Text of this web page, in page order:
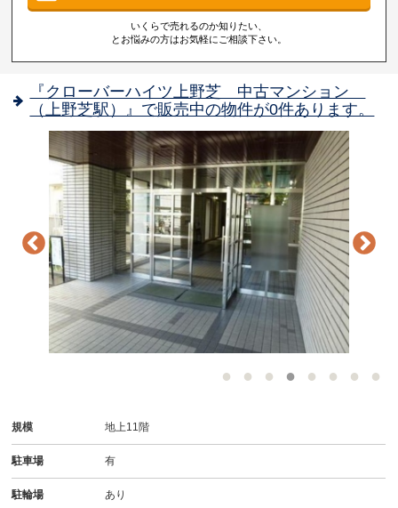
いくらで売れるのか知りたい、
とお悩みの方はお気軽にご相談下さい。
『クローバーハイツ上野芝 中古マンション
（上野芝駅）』で販売中の物件が0件あります。
規模 地上11階
駐車場 有
駐輪場 あり